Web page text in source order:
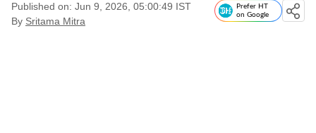
Published on: Jun 9, 2026, 05:00:49 IST
By Sritama Mitra
Prefer HT
on Google